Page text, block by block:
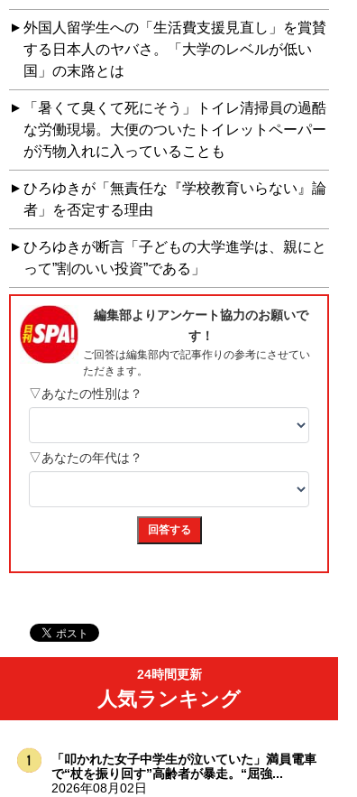
外国人留学生への「生活費支援見直し」を賞賛
する日本人のヤバさ。「大学のレベルが低い
国」の末路とは
「暑くて臭くて死にそう」トイレ清掃員の過酷
な労働現場。大便のついたトイレットペーパー
が汚物入れに入っていることも
ひろゆきが「無責任な『学校教育いらない』論
者」を否定する理由
ひろゆきが断言「子どもの大学進学は、親にと
って”割のいい投資”である」
24時間更新
人気ランキング
「叩かれた女子中学生が泣いていた」満員電車
で“杖を振り回す”高齢者が暴走。“屈強...
2026年08月02日